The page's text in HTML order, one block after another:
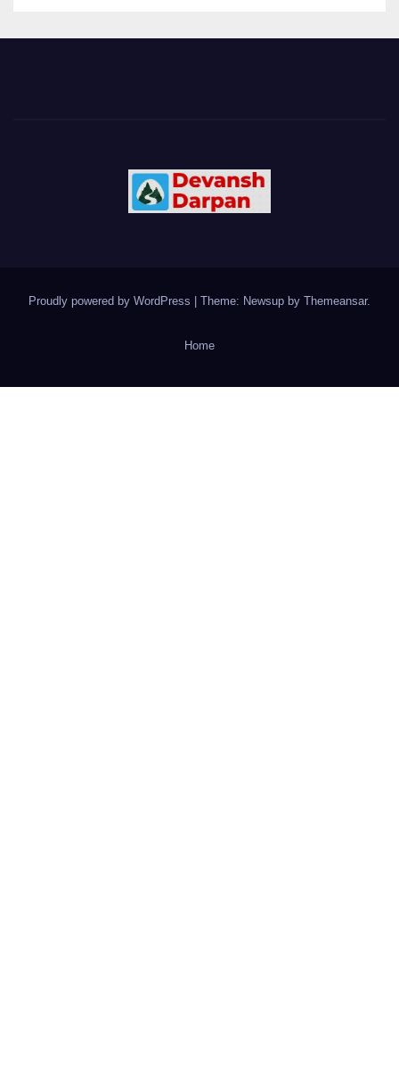
Proudly powered by WordPress Theme: Newsup by Themeansar.
Home